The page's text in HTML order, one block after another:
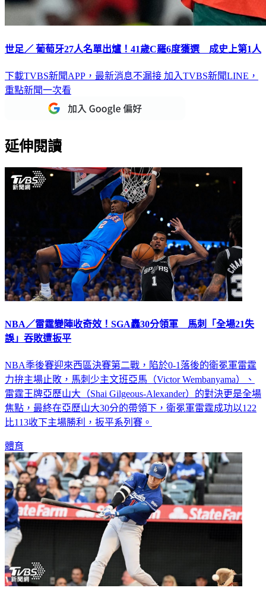
世足／ 葡萄牙27人名單出爐！41歲C羅6度獲選 成史上第1人
下載TVBS新聞APP，最新消息不漏接 加入TVBS新聞LINE，
重點新聞一次看
延伸閱讀
NBA／雷霆變陣收奇效！SGA轟30分領軍 馬刺「全場21失
誤」吞敗遭扳平
NBA季後賽迎來西區決賽第二戰，陷於0-1落後的衛冕軍雷霆
力拚主場止敗，馬刺少主文班亞馬（Victor Wembanyama）、
雷霆王牌亞歷山大（Shai Gilgeous-Alexander）的對決更是全場
焦點，最終在亞歷山大30分的帶領下，衛冕軍雷霆成功以122
比113收下主場勝利，扳平系列賽。
體育